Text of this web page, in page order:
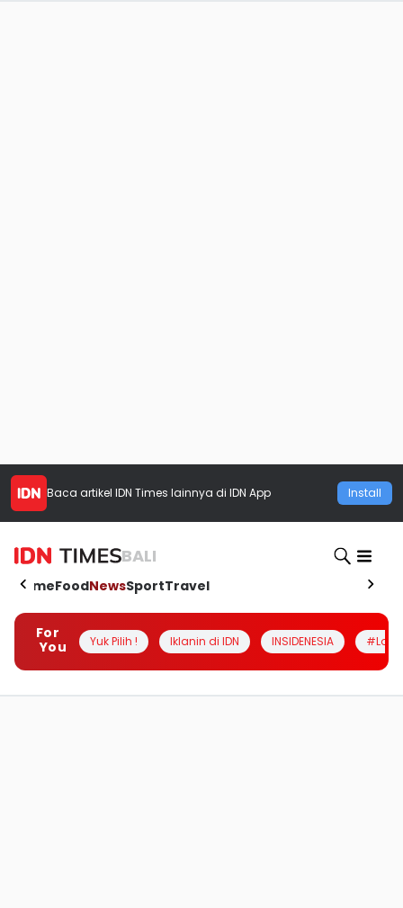
Baca artikel IDN Times lainnya di IDN App Install
BALI
HomeFoodNewsSportTravel
For
You
Yuk Pilih ! Iklanin di IDN INSIDENESIA